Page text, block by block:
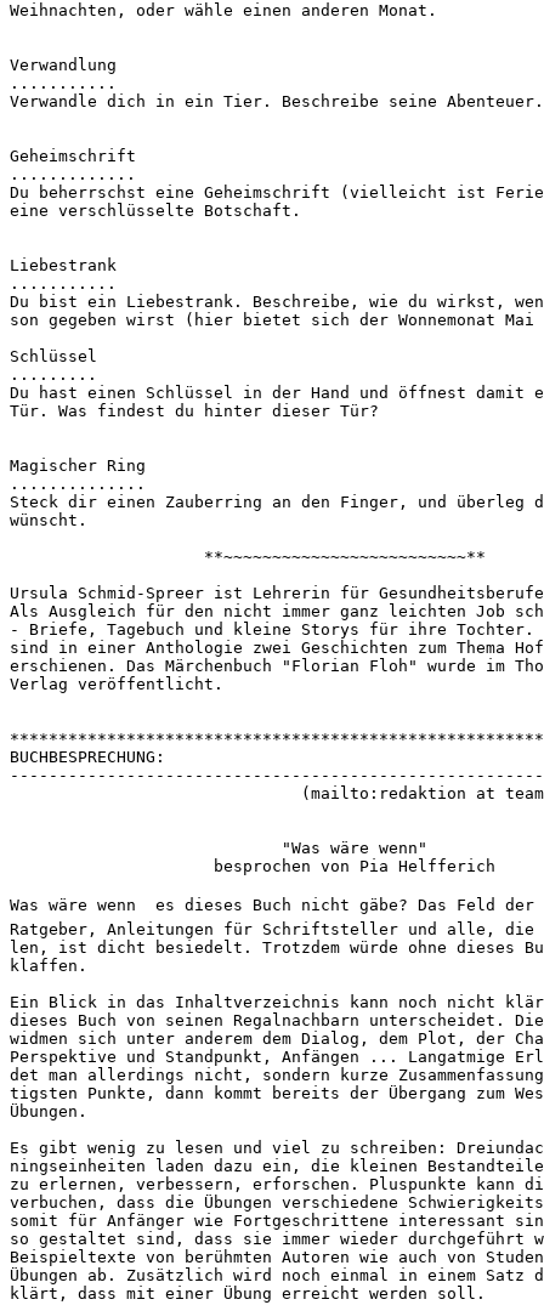
Weihnachten, oder wähle einen anderen Monat.
Verwandlung
...........
Verwandle dich in ein Tier. Beschreibe seine Abenteuer.
Geheimschrift
.............
Du beherrschst eine Geheimschrift (vielleicht ist
eine verschlüsselte Botschaft.
Liebestrank
...........
Du bist ein Liebestrank. Beschreibe, wie du wirkst,
son gegeben wirst (hier bietet sich der Wonnemonat
Schlüssel
.........
Du hast einen Schlüssel in der Hand und öffnest damit
Tür. Was findest du hinter dieser Tür?
Magischer Ring
..............
Steck dir einen Zauberring an den Finger, und
wünscht.
                    **~~~~~~~~~~~~~~~~~~~~~~~~~**
Ursula Schmid-Spreer ist Lehrerin für
Als Ausgleich für den nicht immer ganz leichten Job
- Briefe, Tagebuch und kleine Storys für ihre Tochter.
sind in einer Anthologie zwei Geschichten zum Thema
erschienen. Das Märchenbuch "Florian Floh" wurde im
Verlag veröffentlicht.
BUCHBESPRECHUNG:
(mailto:redaktion at
                            "Was wäre wenn"
                     besprochen von Pia Helfferich
Was wäre wenn  es dieses Buch nicht gäbe? Das Feld
Ratgeber, Anleitungen für Schriftsteller und alle, die
len, ist dicht besiedelt. Trotzdem würde ohne dieses
klaffen.
Ein Blick in das Inhaltverzeichnis kann noch nicht
dieses Buch von seinen Regalnachbarn unterscheidet.
widmen sich unter anderem dem Dialog, dem Plot, der
Perspektive und Standpunkt, Anfängen ... Langatmige
det man allerdings nicht, sondern kurze
tigsten Punkte, dann kommt bereits der Übergang zum
Übungen.
Es gibt wenig zu lesen und viel zu schreiben:
ningseinheiten laden dazu ein, die kleinen
zu erlernen, verbessern, erforschen. Pluspunkte kann
verbuchen, dass die Übungen verschiedene
somit für Anfänger wie Fortgeschrittene interessant
so gestaltet sind, dass sie immer wieder durchgeführt
Beispieltexte von berühmten Autoren wie auch von
Übungen ab. Zusätzlich wird noch einmal in einem Satz
klärt, dass mit einer Übung erreicht werden soll.